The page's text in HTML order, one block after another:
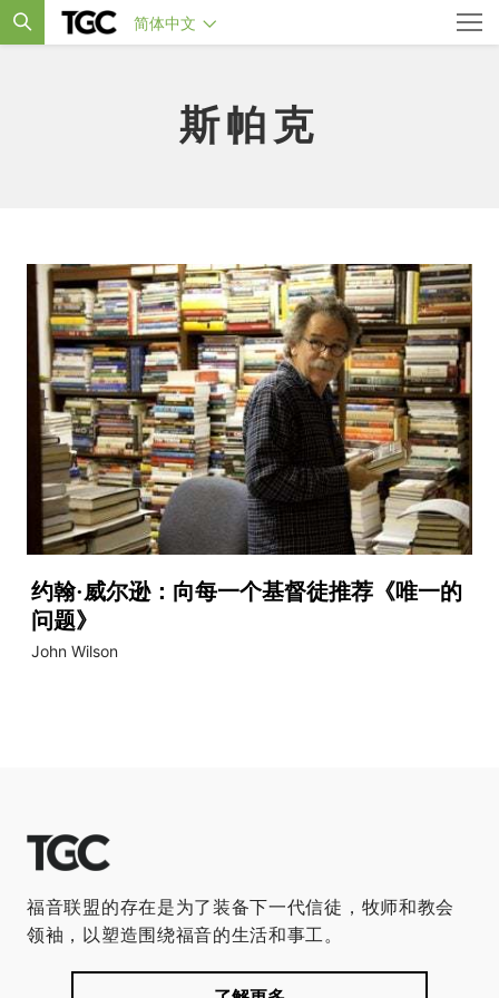
简体中文
斯帕克
约翰·威尔逊：向每一个基督徒推荐《唯一的
问题》
John Wilson
福音联盟的存在是为了装备下一代信徒，牧师和教会
领袖，以塑造围绕福音的生活和事工。